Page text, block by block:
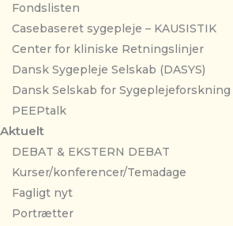
Fondslisten
Casebaseret sygepleje – KAUSISTIK
Center for kliniske Retningslinjer
Dansk Sygepleje Selskab (DASYS)
Dansk Selskab for Sygeplejeforskning
PEEPtalk
Aktuelt
DEBAT & EKSTERN DEBAT
Kurser/konferencer/Temadage
Fagligt nyt
Portrætter